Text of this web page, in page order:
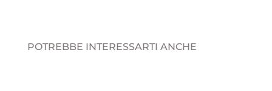
POTREBBE INTERESSARTI ANCHE